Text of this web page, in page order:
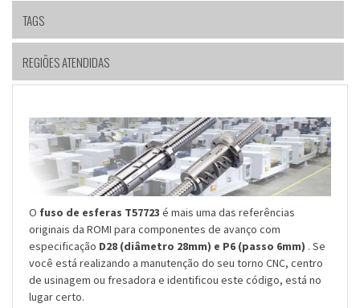
TAGS
REGIÕES ATENDIDAS
O fuso de esferas T57723 é mais uma das referências
originais da ROMI para componentes de avanço com
especificação D28 (diâmetro 28mm) e P6 (passo 6mm) . Se
você está realizando a manutenção do seu torno CNC, centro
de usinagem ou fresadora e identificou este código, está no
lugar certo.